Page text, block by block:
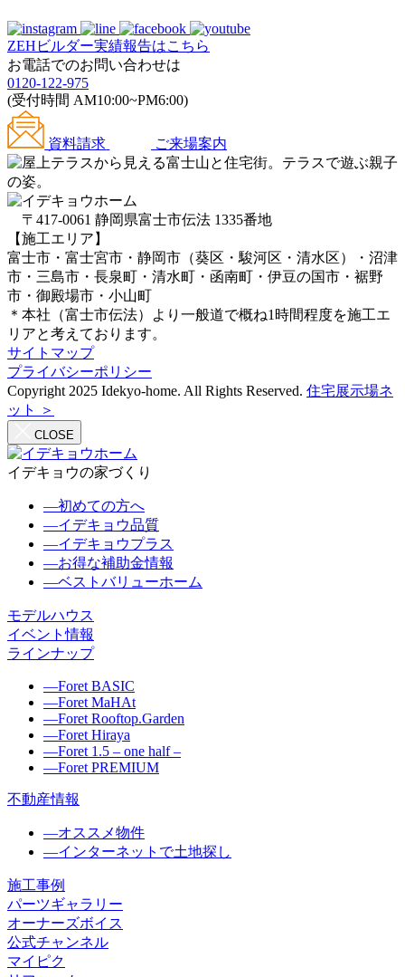
ZEHビルダー実績報告はこちら
お電話でのお問い合わせは
0120-122-975
(受付時間 AM10:00~PM6:00)
資料請求 ご来場案内
〒417-0061 静岡県富士市伝法 1335番地
【施工エリア】
富士市・富士宮市・静岡市（葵区・駿河区・清水区）・沼津
市・三島市・長泉町・清水町・函南町・伊豆の国市・裾野
市・御殿場市・小山町
＊本社（富士市伝法）より一般道で概ね1時間程度を施工エ
リアと考えております。
サイトマップ
プライバシーポリシー
Copyright 2025 Idekyo-home. All Rights Reserved. 住宅展示場ネ
ット ＞
CLOSE
イデキョウの家づくり
―初めての方へ
―イデキョウ品質
―イデキョウプラス
―お得な補助金情報
―ベストバリューホーム
モデルハウス
イベント情報
ラインナップ
―Foret BASIC
―Foret MaHAt
―Foret Rooftop.Garden
―Foret Hiraya
―Foret 1.5 – one half –
―Foret PREMIUM
不動産情報
―オススメ物件
―インターネットで土地探し
施工事例
パーツギャラリー
オーナーズボイス
公式チャンネル
マイピク